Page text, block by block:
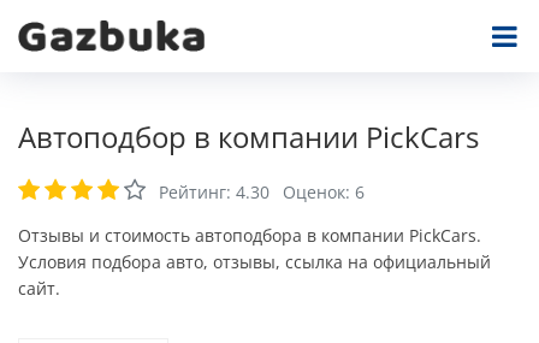
Автоподбор в компании PickCars
Рейтинг: 4.30 Оценок: 6
Отзывы и стоимость автоподбора в компании PickCars.
Условия подбора авто, отзывы, ссылка на официальный
сайт.